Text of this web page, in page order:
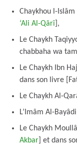
Chaykhou l-Islâm
‘Ali Al-Qârî ],
Le Chaykh
chabbaha wa
Le Chaykh Ibn
dans son livre
Le Chaykh Al-
L’Imâm Al-
Le Chaykh
Akbar ] et dans